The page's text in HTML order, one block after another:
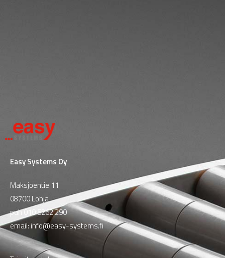
Easy Systems Oy
Maksjoentie 11
08700 Lohja
puh010 5262 290
email: info@easy-systems.fi